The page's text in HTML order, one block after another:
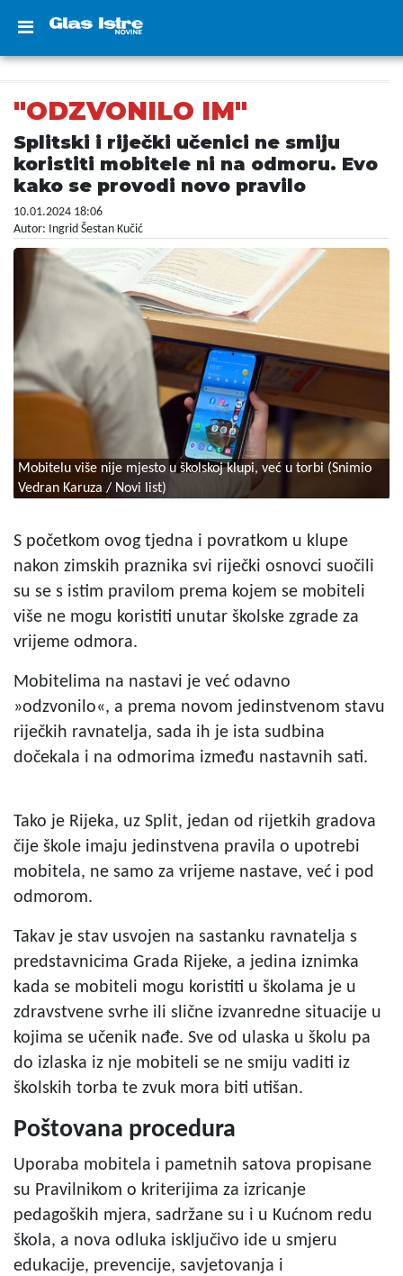
"ODZVONILO IM"
Splitski i riječki učenici ne smiju
koristiti mobitele ni na odmoru. Evo
kako se provodi novo pravilo
10.01.2024 18:06
Autor: Ingrid Šestan Kučić
Mobitelu više nije mjesto u školskoj klupi, već u torbi (Snimio
Vedran Karuza / Novi list)
S početkom ovog tjedna i povratkom u klupe
nakon zimskih praznika svi riječki osnovci suočili
su se s istim pravilom prema kojem se mobiteli
više ne mogu koristiti unutar školske zgrade za
vrijeme odmora.
Mobitelima na nastavi je već odavno
»odzvonilo«, a prema novom jedinstvenom stavu
riječkih ravnatelja, sada ih je ista sudbina
dočekala i na odmorima između nastavnih sati.
Tako je Rijeka, uz Split, jedan od rijetkih gradova
čije škole imaju jedinstvena pravila o upotrebi
mobitela, ne samo za vrijeme nastave, već i pod
odmorom.
Takav je stav usvojen na sastanku ravnatelja s
predstavnicima Grada Rijeke, a jedina iznimka
kada se mobiteli mogu koristiti u školama je u
zdravstvene svrhe ili slične izvanredne situacije u
kojima se učenik nađe. Sve od ulaska u školu pa
do izlaska iz nje mobiteli se ne smiju vaditi iz
školskih torba te zvuk mora biti utišan.
Poštovana procedura
Uporaba mobitela i pametnih satova propisane
su Pravilnikom o kriterijima za izricanje
pedagoških mjera, sadržane su i u Kućnom redu
škola, a nova odluka isključivo ide u smjeru
edukacije, prevencije, savjetovanja i